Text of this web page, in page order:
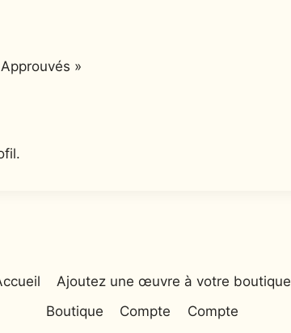
»
Ajoutez une œuvre à votre boutique
Boutique
Compte Compte